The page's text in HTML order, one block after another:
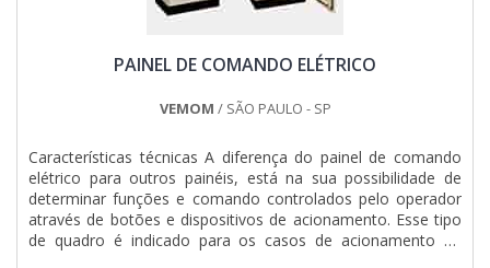
PAINEL DE COMANDO ELÉTRICO
VEMOM / SÃO PAULO - SP
Características técnicas A diferença do painel de comando
elétrico para outros painéis, está na sua possibilidade de
determinar funções e comando controlados pelo operador
através de botões e dispositivos de acionamento. Esse tipo
de quadro é indicado para os casos de acionamento de